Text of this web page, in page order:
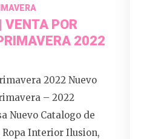
VENTA POR
2022
2022 Nuevo
– 2022
Nuevo Catalogo de
Interior Ilusion,